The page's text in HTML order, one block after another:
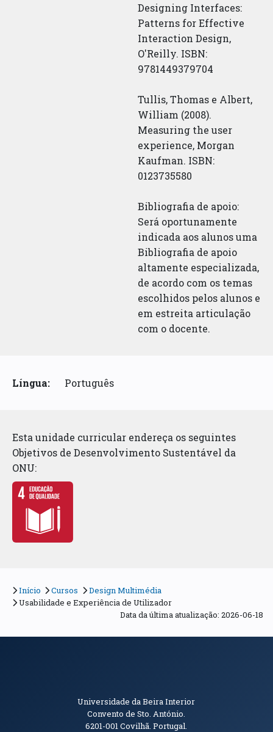
Designing Interfaces:
Patterns for Effective
Interaction Design,
O'Reilly. ISBN:
9781449379704
Tullis, Thomas e Albert,
William (2008).
Measuring the user
experience, Morgan
Kaufman. ISBN:
0123735580
Bibliografia de apoio:
Será oportunamente
indicada aos alunos uma
Bibliografia de apoio
altamente especializada,
de acordo com os temas
escolhidos pelos alunos e
em estreita articulação
com o docente.
Língua: Português
Esta unidade curricular endereça os seguintes
Objetivos de Desenvolvimento Sustentável da
ONU:
Início Cursos
Design Multimédia
Usabilidade e Experiência de Utilizador
Data da última atualização: 2026-06-18
Informações de Contacto
Universidade da Beira Interior
Convento de Sto. António.
6201-001Covilhã. Portugal.